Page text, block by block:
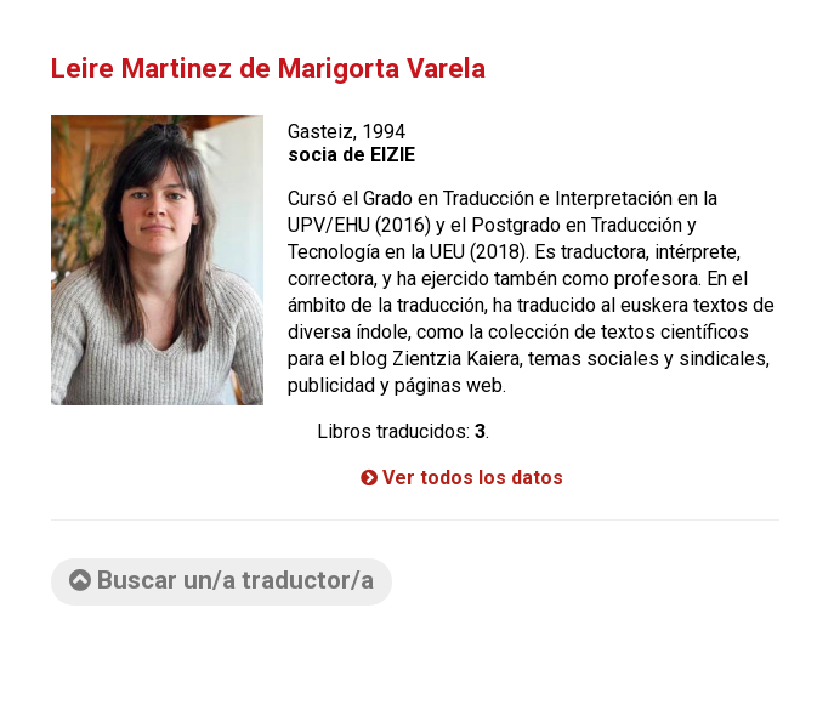
Leire Martinez de Marigorta Varela
Gasteiz, 1994
socia de EIZIE
Cursó el Grado en Traducción e Interpretación en la
UPV/EHU (2016) y el Postgrado en Traducción y
Tecnología en la UEU (2018). Es traductora, intérprete,
correctora, y ha ejercido tambén como profesora. En el
ámbito de la traducción, ha traducido al euskera textos de
diversa índole, como la colección de textos científicos
para el blog Zientzia Kaiera, temas sociales y sindicales,
publicidad y páginas web.
Libros traducidos: 3.
Ver todos los datos
Buscar un/a traductor/a